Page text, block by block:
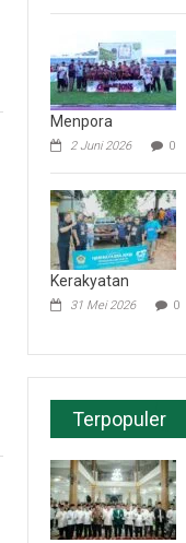
Menpora
2 Juni 2026 0
Kerakyatan
31 Mei 2026 0
Terpopuler